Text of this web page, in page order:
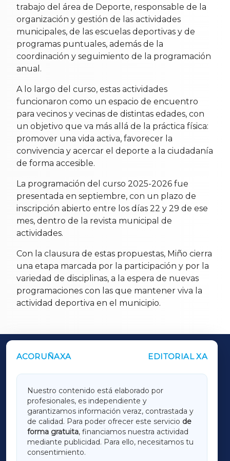
trabajo del área de Deporte, responsable de la
organización y gestión de las actividades
municipales, de las escuelas deportivas y de
programas puntuales, además de la
coordinación y seguimiento de la programación
anual.
A lo largo del curso, estas actividades
funcionaron como un espacio de encuentro
para vecinos y vecinas de distintas edades, con
un objetivo que va más allá de la práctica física:
promover una vida activa, favorecer la
convivencia y acercar el deporte a la ciudadanía
de forma accesible.
La programación del curso 2025-2026 fue
presentada en septiembre, con un plazo de
inscripción abierto entre los días 22 y 29 de ese
mes, dentro de la revista municipal de
actividades.
Con la clausura de estas propuestas, Miño cierra
una etapa marcada por la participación y por la
variedad de disciplinas, a la espera de nuevas
programaciones con las que mantener viva la
actividad deportiva en el municipio.
ACORUÑAXA EDITORIAL XA
Nuestro contenido está elaborado por
profesionales, es independiente y
garantizamos información veraz, contrastada y
de calidad. Para poder ofrecer este servicio de
forma gratuita, financiamos nuestra actividad
mediante publicidad. Para ello, necesitamos tu
consentimiento.
OUTROS PERIÓDICOS
LUGOXA
TERRACHAXA